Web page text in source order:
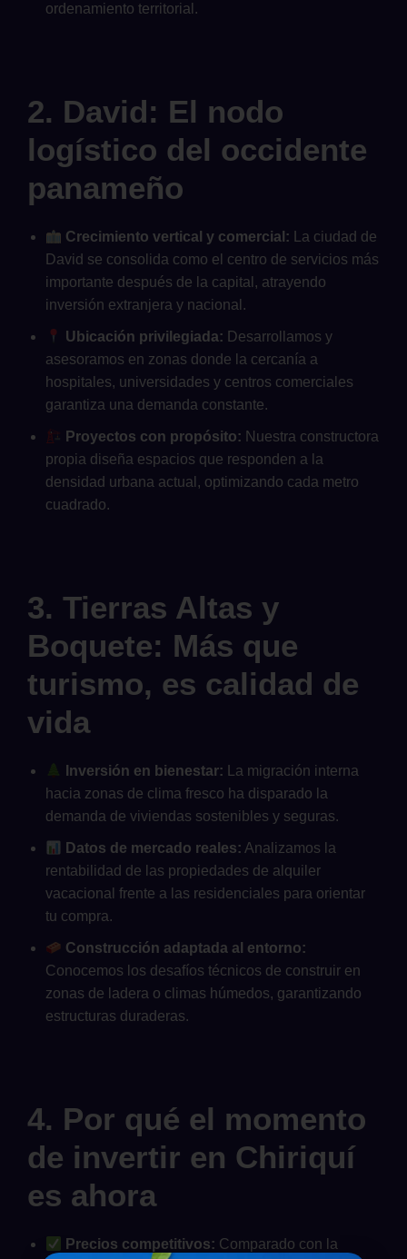
ordenamiento territorial.
2. David: El nodo
logístico del occidente
panameño
Crecimiento vertical y comercial: La ciudad de
David se consolida como el centro de servicios más
importante después de la capital, atrayendo
inversión extranjera y nacional.
Ubicación privilegiada: Desarrollamos y
asesoramos en zonas donde la cercanía a
hospitales, universidades y centros comerciales
garantiza una demanda constante.
Proyectos con propósito: Nuestra constructora
propia diseña espacios que responden a la
densidad urbana actual, optimizando cada metro
cuadrado.
3. Tierras Altas y
Boquete: Más que
turismo, es calidad de
vida
Inversión en bienestar: La migración interna
hacia zonas de clima fresco ha disparado la
demanda de viviendas sostenibles y seguras.
Datos de mercado reales: Analizamos la
rentabilidad de las propiedades de alquiler
vacacional frente a las residenciales para orientar
tu compra.
Construcción adaptada al entorno:
Conocemos los desafíos técnicos de construir en
zonas de ladera o climas húmedos, garantizando
estructuras duraderas.
4. Por qué el momento
de invertir en Chiriquí
es ahora
Precios competitivos: Comparado con la